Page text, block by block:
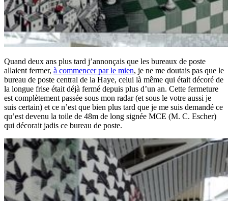
Quand deux ans plus tard j’annonçais que les bureaux de poste
allaient fermer, à commencer par le mien, je ne me doutais pas que le
bureau de poste central de la Haye, celui là même qui était décoré de
la longue frise était déjà fermé depuis plus d’un an. Cette fermeture
est complètement passée sous mon radar (et sous le votre aussi je
suis certain) et ce n’est que bien plus tard que je me suis demandé ce
qu’est devenu la toile de 48m de long signée MCE (M. C. Escher)
qui décorait jadis ce bureau de poste.